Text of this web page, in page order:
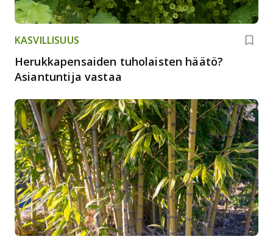
KASVILLISUUS
Herukkapensaiden tuholaisten häätö?
Asiantuntija vastaa